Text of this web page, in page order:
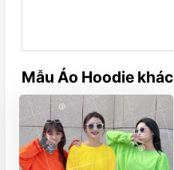
Mẫu Áo Hoodie khác